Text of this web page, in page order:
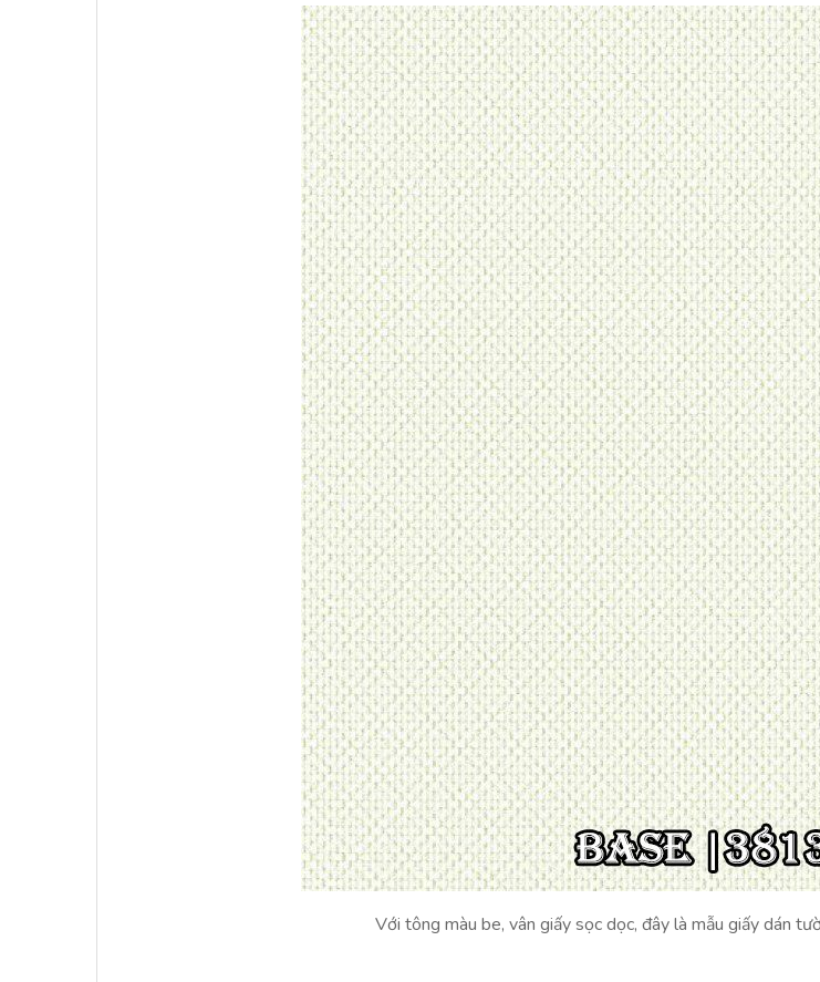
Với tông màu be, vân giấy sọc dọc, đây là mẫu giấy dán